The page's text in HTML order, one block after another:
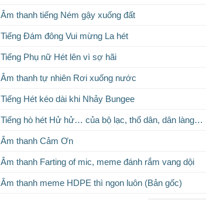
Âm thanh tiếng Ném gậy xuống đất
Tiếng Đám đông Vui mừng La hét
Tiếng Phụ nữ Hét lên vì sợ hãi
Âm thanh tự nhiên Rơi xuống nước
Tiếng Hét kéo dài khi Nhảy Bungee
Tiếng hò hét Hử hử… của bộ lạc, thổ dân, dân làng…
Âm thanh Cảm Ơn
Âm thanh Farting of mic, meme đánh rắm vang dội
Âm thanh meme HDPE thì ngon luôn (Bản gốc)